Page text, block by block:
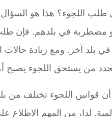
اللجوء؟ هذا هو
في بلدهم. فإن طلب
بلد آخر. ومع زيادة حالات
من يستحق اللجوء يصبح
قوانين اللجوء تختلف من
لذا، من المهم الاطلاع